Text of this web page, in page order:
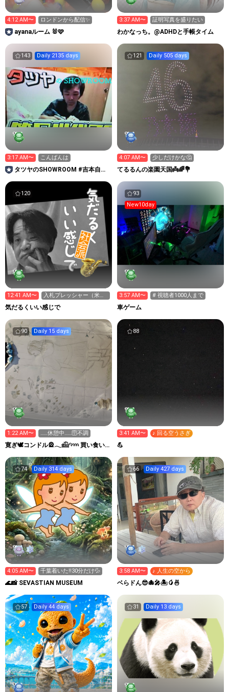
4:12 AM〜 ロンドンから配信✨
ayanaルーム 🐰🩷
3:37 AM〜 証明写真を盛りたい
わかなっち。@ADHDと手帳タイム
143 Daily 2135 days
3:17 AM〜 こんばんは
タツヤのSHOWROOM #吉本自宅
121 Daily 505 days
4:07 AM〜 少しだけかな🤔
てるるんの楽園天国👼🌈💐
120
12:41 AM〜
入札プレッシャー（米国
債の入札前叩き売り）で
ドル高
気だるくいい感じで
93
New10day
3:57 AM〜 # 視聴者1000人まで
車ゲーム
90 Daily 15 days
1:22 AM〜 ……休憩中……🛜不調
寛ぎ🕊️コンドル🎡𓂃𓊝𓄹𓄺 買い食い
88
3:41 AM〜 ♪ 回る空うさぎ
💪
74 Daily 314 days
4:05 AM〜 千葉着いた‼️30分だけ💦
🌊📸 SEVASTIAN MUSEUM
66 Daily 427 days
3:58 AM〜 ♪ 人生の空から
ベらドん😎🐙🎤🏝️🥭🍜
57 Daily 44 days 31 Daily 13 days